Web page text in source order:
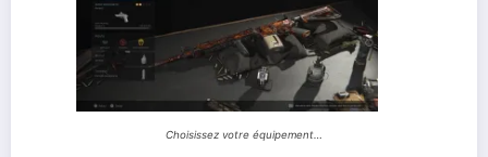
Choisissez votre équipement…